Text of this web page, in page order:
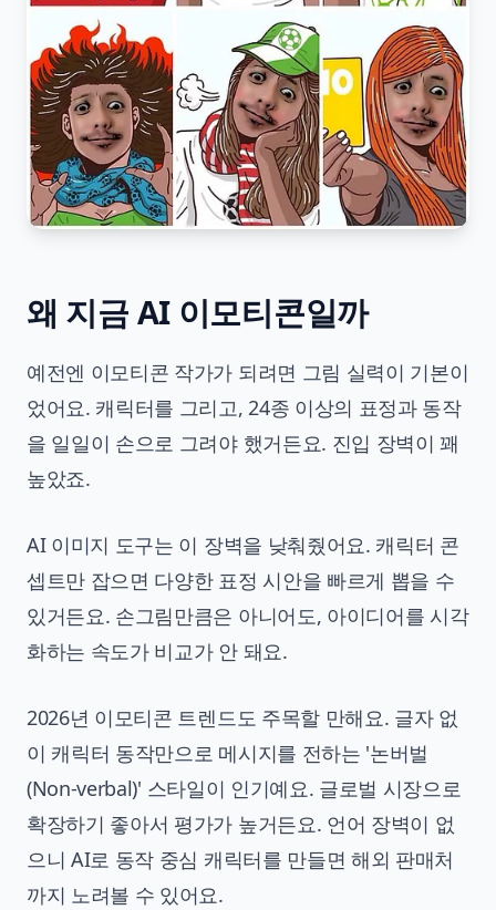
왜 지금 AI 이모티콘일까
예전엔 이모티콘 작가가 되려면 그림 실력이 기본이
었어요. 캐릭터를 그리고, 24종 이상의 표정과 동작
을 일일이 손으로 그려야 했거든요. 진입 장벽이 꽤
높았죠.
AI 이미지 도구는 이 장벽을 낮춰줬어요. 캐릭터 콘
셉트만 잡으면 다양한 표정 시안을 빠르게 뽑을 수
있거든요. 손그림만큼은 아니어도, 아이디어를 시각
화하는 속도가 비교가 안 돼요.
2026년 이모티콘 트렌드도 주목할 만해요. 글자 없
이 캐릭터 동작만으로 메시지를 전하는 '논버벌
(Non-verbal)' 스타일이 인기예요. 글로벌 시장으로
확장하기 좋아서 평가가 높거든요. 언어 장벽이 없
으니 AI로 동작 중심 캐릭터를 만들면 해외 판매처
까지 노려볼 수 있어요.